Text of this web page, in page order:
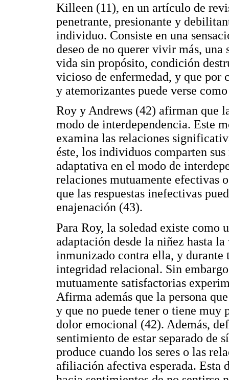
Killeen (11), en un artículo de
penetrante, presionante y
individuo. Consiste en una
deseo de no querer vivir más,
vida sin propósito, condición
vicioso de enfermedad, y que por
y atemorizantes puede verse
Roy y Andrews (42) afirman que
modo de interdependencia. Este
examina las relaciones
éste, los individuos comparten
adaptativa en el modo de
relaciones mutuamente efectivas
que las respuestas inefectivas
enajenación (43).
Para Roy, la soledad existe como
adaptación desde la niñez hasta
inmunizado contra ella, y durante
integridad relacional. Sin
mutuamente satisfactorias
Afirma además que la persona
y que no puede tener o tiene muy
dolor emocional (42). Además,
sentimiento de estar separado de
produce cuando los seres o las
afiliación afectiva esperada. Esta